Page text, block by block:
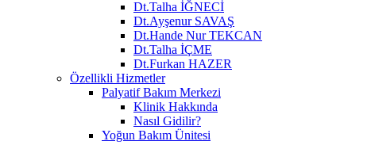
Dt.Talha İĞNECİ
Dt.Ayşenur SAVAŞ
Dt.Hande Nur TEKCAN
Dt.Talha İÇME
Dt.Furkan HAZER
Özellikli Hizmetler
Palyatif Bakım Merkezi
Klinik Hakkında
Nasıl Gidilir?
Yoğun Bakım Ünitesi